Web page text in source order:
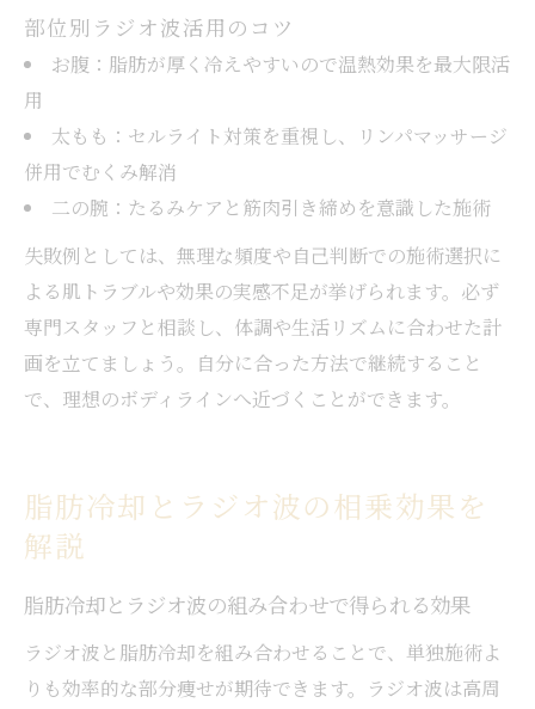
部位別ラジオ波活用のコツ
お腹：脂肪が厚く冷えやすいので温熱効果を最大限活
用
太もも：セルライト対策を重視し、リンパマッサージ
併用でむくみ解消
二の腕：たるみケアと筋肉引き締めを意識した施術
失敗例としては、無理な頻度や自己判断での施術選択に
よる肌トラブルや効果の実感不足が挙げられます。必ず
専門スタッフと相談し、体調や生活リズムに合わせた計
画を立てましょう。自分に合った方法で継続すること
で、理想のボディラインへ近づくことができます。
脂肪冷却とラジオ波の相乗効果を
解説
脂肪冷却とラジオ波の組み合わせで得られる効果
ラジオ波と脂肪冷却を組み合わせることで、単独施術よ
りも効率的な部分痩せが期待できます。ラジオ波は高周